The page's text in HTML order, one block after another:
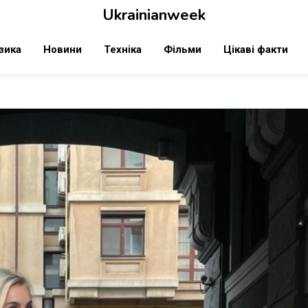
Ukrainianweek
Новини Техніка Фільми Цікаві факти